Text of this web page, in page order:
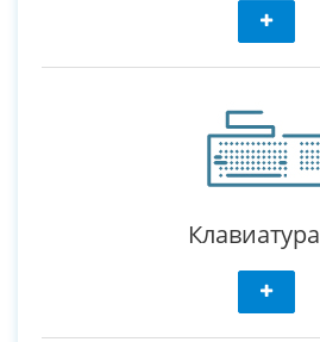
Клавиатура